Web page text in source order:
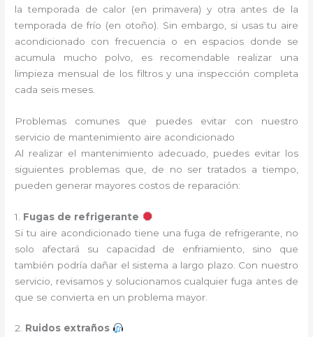
la temporada de calor (en primavera) y otra antes de la
temporada de frío (en otoño). Sin embargo, si usas tu aire
acondicionado con frecuencia o en espacios donde se
acumula mucho polvo, es recomendable realizar una
limpieza mensual de los filtros y una inspección completa
cada seis meses.
Problemas comunes que puedes evitar con nuestro
servicio de mantenimiento aire acondicionado
Al realizar el mantenimiento adecuado, puedes evitar los
siguientes problemas que, de no ser tratados a tiempo,
pueden generar mayores costos de reparación:
1. Fugas de refrigerante
Si tu aire acondicionado tiene una fuga de refrigerante, no
solo afectará su capacidad de enfriamiento, sino que
también podría dañar el sistema a largo plazo. Con nuestro
servicio, revisamos y solucionamos cualquier fuga antes de
que se convierta en un problema mayor.
2. Ruidos extraños